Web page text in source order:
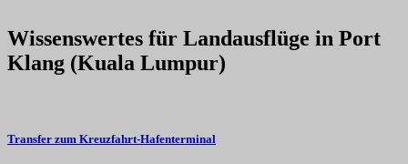
Wissenswertes für Landausflüge in Port
Klang (Kuala Lumpur)
Transfer zum Kreuzfahrt-Hafenterminal